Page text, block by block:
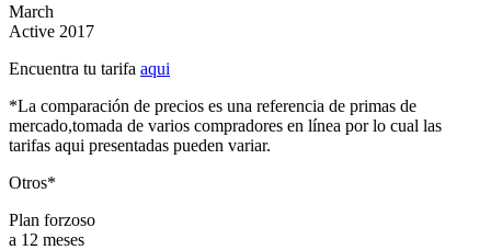
March
Active 2017
Encuentra tu tarifa aqui
*La comparación de precios es una referencia de primas de
mercado,tomada de varios compradores en línea por lo cual las
tarifas aqui presentadas pueden variar.
Otros*
Plan forzoso
a 12 meses